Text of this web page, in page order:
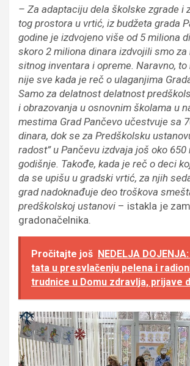
– Za adaptaciju dela školske zgrade i
tog prostora u vrtić, iz budžeta grada
godine je izdvojeno više od 5 miliona
skoro 2 miliona dinara izdvojili smo za
sitnog inventara i opreme. Naravno,
nije sve kada je reč o ulaganjima
Samo za delatnost delatnost
i obrazovanja u osnovnim školama u
mestima Grad Pančevo učestvuje sa
dinara, dok se za Predškolsku
radost” u Pančevu izdvaja još oko
godišnje. Takođe, kada je reč o deci
da se upišu u gradski vrtić, za njih
grad nadoknađuje deo troškova
predškolskoj ustanovi – istakla je
gradonačelnika.
Pročitajte još NEDELJA
tata u presvlačenju pelena i
trudnice u Domu zdravlja, prijave